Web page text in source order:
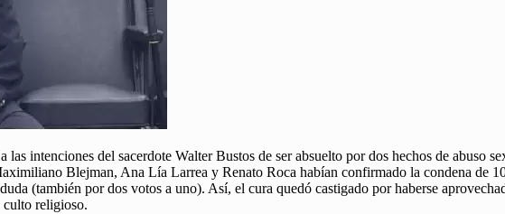
intenciones del sacerdote Walter Bustos de ser absuelto por dos hechos de abuso
Blejman, Ana Lía Larrea y Renato Roca habían confirmado la condena de
(también por dos votos a uno). Así, el cura quedó castigado por haberse
culto religioso.